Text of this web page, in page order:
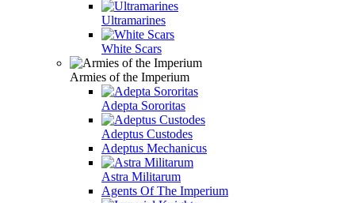
Ultramarines
White Scars
Armies of the Imperium
Adepta Sororitas
Adeptus Custodes
Adeptus Mechanicus
Astra Militarum
Agents Of The Imperium